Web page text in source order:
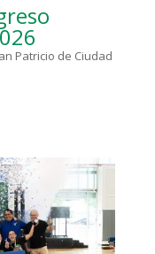
Patricio de Ciudad